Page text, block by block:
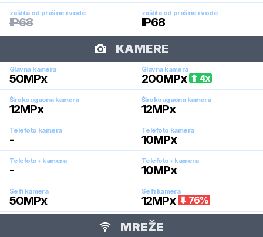
zaštita od prašine i vode
IP68
zaštita od prašine i vode
IP68
KAMERE
Glavna kamera
50MPx
Glavna kamera
200MPx 4x
Širokougaona kamera
12MPx
Širokougaona kamera
12MPx
Telefoto kamera
-
Telefoto kamera
10MPx
Telefoto+ kamera
-
Telefoto+ kamera
10MPx
Selfi kamera
50MPx
Selfi kamera
12MPx 76%
MREŽE